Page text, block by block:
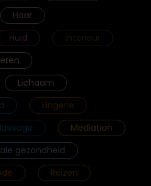
Haar
Huid
Interieur
Lichaam
Lingerie
Mediation
gezondheid
Reizen